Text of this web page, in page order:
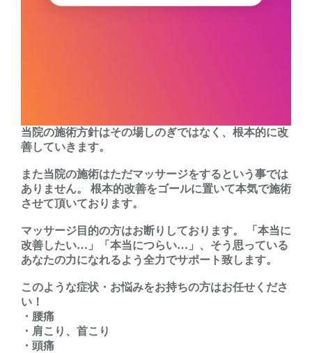
当院の施術方針はその場しのぎではなく、根本的に改
善していきます。
また当院の施術はただマッサージをするという事では
ありません。 根本的改善をゴールに置いて本気で施術
させて頂いております。
マッサージ目的の方はお断りしております。 「本当に
改善したい…」「本当につらい…」、そう思っている
あなたの力になれるよう全力でサポート致します。
このような症状・お悩みをお持ちの方はお任せくださ
い！
・腰痛
・肩こり、首こり
・頭痛